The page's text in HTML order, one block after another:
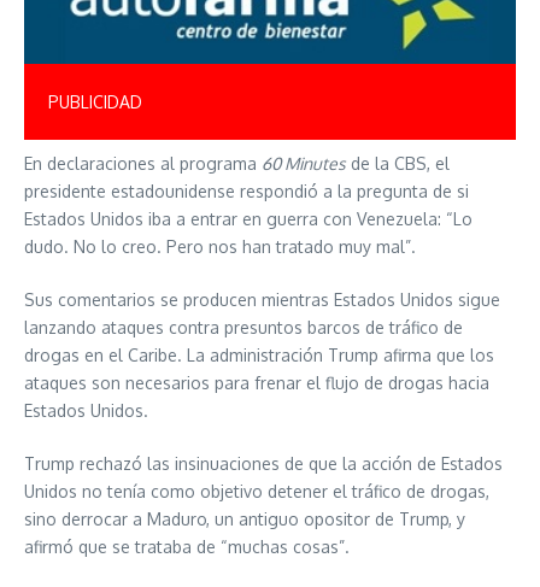
PUBLICIDAD
En declaraciones al programa 60 Minutes de la CBS, el
presidente estadounidense respondió a la pregunta de si
Estados Unidos iba a entrar en guerra con Venezuela: “Lo
dudo. No lo creo. Pero nos han tratado muy mal”.
Sus comentarios se producen mientras Estados Unidos sigue
lanzando ataques contra presuntos barcos de tráfico de
drogas en el Caribe. La administración Trump afirma que los
ataques son necesarios para frenar el flujo de drogas hacia
Estados Unidos.
Trump rechazó las insinuaciones de que la acción de Estados
Unidos no tenía como objetivo detener el tráfico de drogas,
sino derrocar a Maduro, un antiguo opositor de Trump, y
afirmó que se trataba de “muchas cosas”.